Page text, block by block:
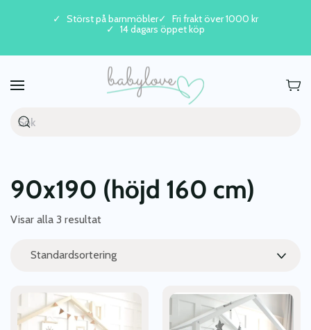
Skip to main content
Störst på barnmöbler
Fri frakt över 1000 kr
14 dagars öppet köp
90x190 (höjd 160 cm)
Visar alla 3 resultat
Den
här
produkten
Den
produkten